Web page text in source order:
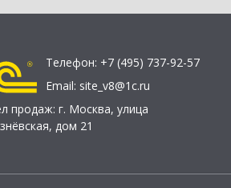
Телефон: +7 (495) 737-92-57
Email: site_v8@1c.ru
продаж: г. Москва, улица
дом 21